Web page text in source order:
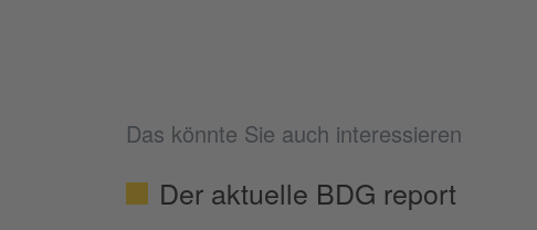
Das könnte Sie auch interessieren
Der aktuelle BDG report